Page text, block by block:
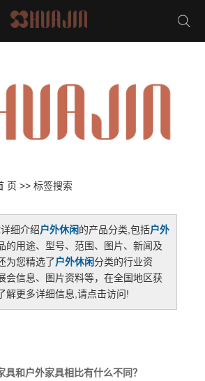
页 >> 标签搜索
细介绍户外休闲的产品分类,包括户外
的用途、型号、范围、图片、新闻及
为您精选了户外休闲分类的行业资
会信息、图片资料等，在全国地区获
解更多详细信息,请点击访问!
具和户外家具相比有什么不同？